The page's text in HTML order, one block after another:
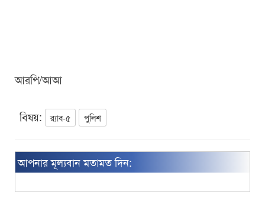
আরপি/আআ
বিষয়: র‌্যাব-৫ পুলিশ
আপনার মূল্যবান মতামত দিন: